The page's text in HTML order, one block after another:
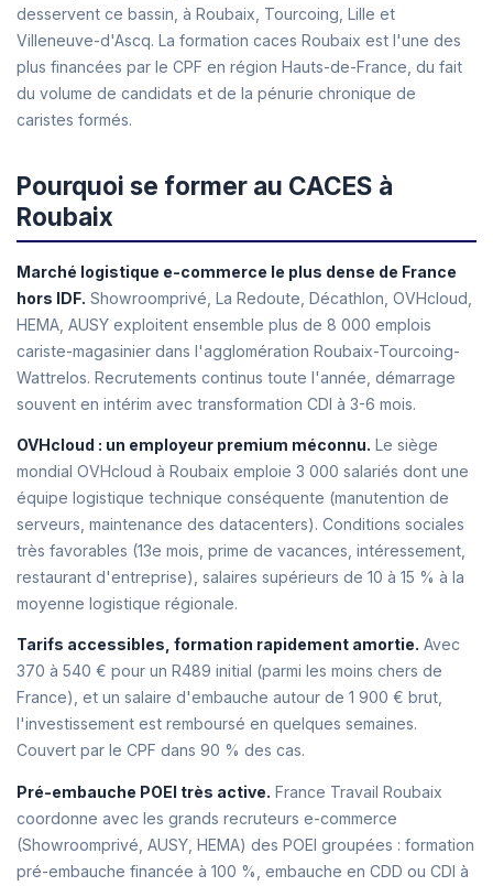
desservent ce bassin, à Roubaix, Tourcoing, Lille et
Villeneuve-d'Ascq. La formation caces Roubaix est l'une des
plus financées par le CPF en région Hauts-de-France, du fait
du volume de candidats et de la pénurie chronique de
caristes formés.
Pourquoi se former au CACES à
Roubaix
Marché logistique e-commerce le plus dense de France
hors IDF. Showroomprivé, La Redoute, Décathlon, OVHcloud,
HEMA, AUSY exploitent ensemble plus de 8 000 emplois
cariste-magasinier dans l'agglomération Roubaix-Tourcoing-
Wattrelos. Recrutements continus toute l'année, démarrage
souvent en intérim avec transformation CDI à 3-6 mois.
OVHcloud : un employeur premium méconnu. Le siège
mondial OVHcloud à Roubaix emploie 3 000 salariés dont une
équipe logistique technique conséquente (manutention de
serveurs, maintenance des datacenters). Conditions sociales
très favorables (13e mois, prime de vacances, intéressement,
restaurant d'entreprise), salaires supérieurs de 10 à 15 % à la
moyenne logistique régionale.
Tarifs accessibles, formation rapidement amortie. Avec
370 à 540 € pour un R489 initial (parmi les moins chers de
France), et un salaire d'embauche autour de 1 900 € brut,
l'investissement est remboursé en quelques semaines.
Couvert par le CPF dans 90 % des cas.
Pré-embauche POEI très active. France Travail Roubaix
coordonne avec les grands recruteurs e-commerce
(Showroomprivé, AUSY, HEMA) des POEI groupées : formation
pré-embauche financée à 100 %, embauche en CDD ou CDI à